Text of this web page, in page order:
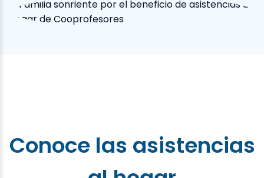
Conoce las asistencias